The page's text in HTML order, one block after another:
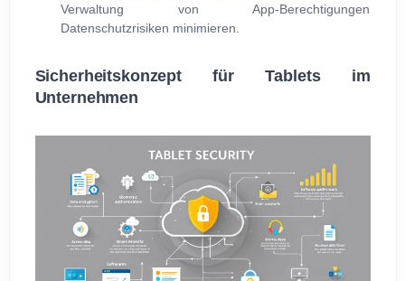
Verwaltung von App-Berechtigungen
Datenschutzrisiken minimieren.
Sicherheitskonzept für Tablets im
Unternehmen